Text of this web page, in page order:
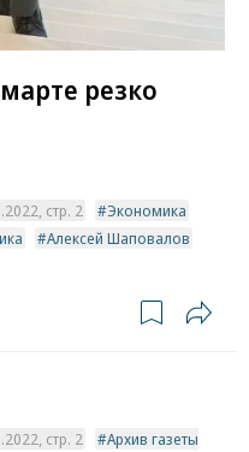
резко
стр. 2
Экономика
Алексей Шаповалов
стр. 2
Архив газеты